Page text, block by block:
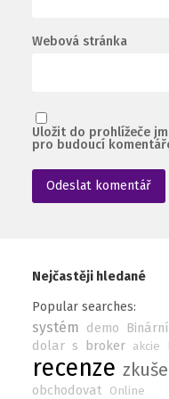
Webová stránka
Uložit do prohlížeče
pro budoucí
Nejčastěji hledané
Popular searches:
systém demo Binární
dolar s broker akcie
recenze
obchodovat Online